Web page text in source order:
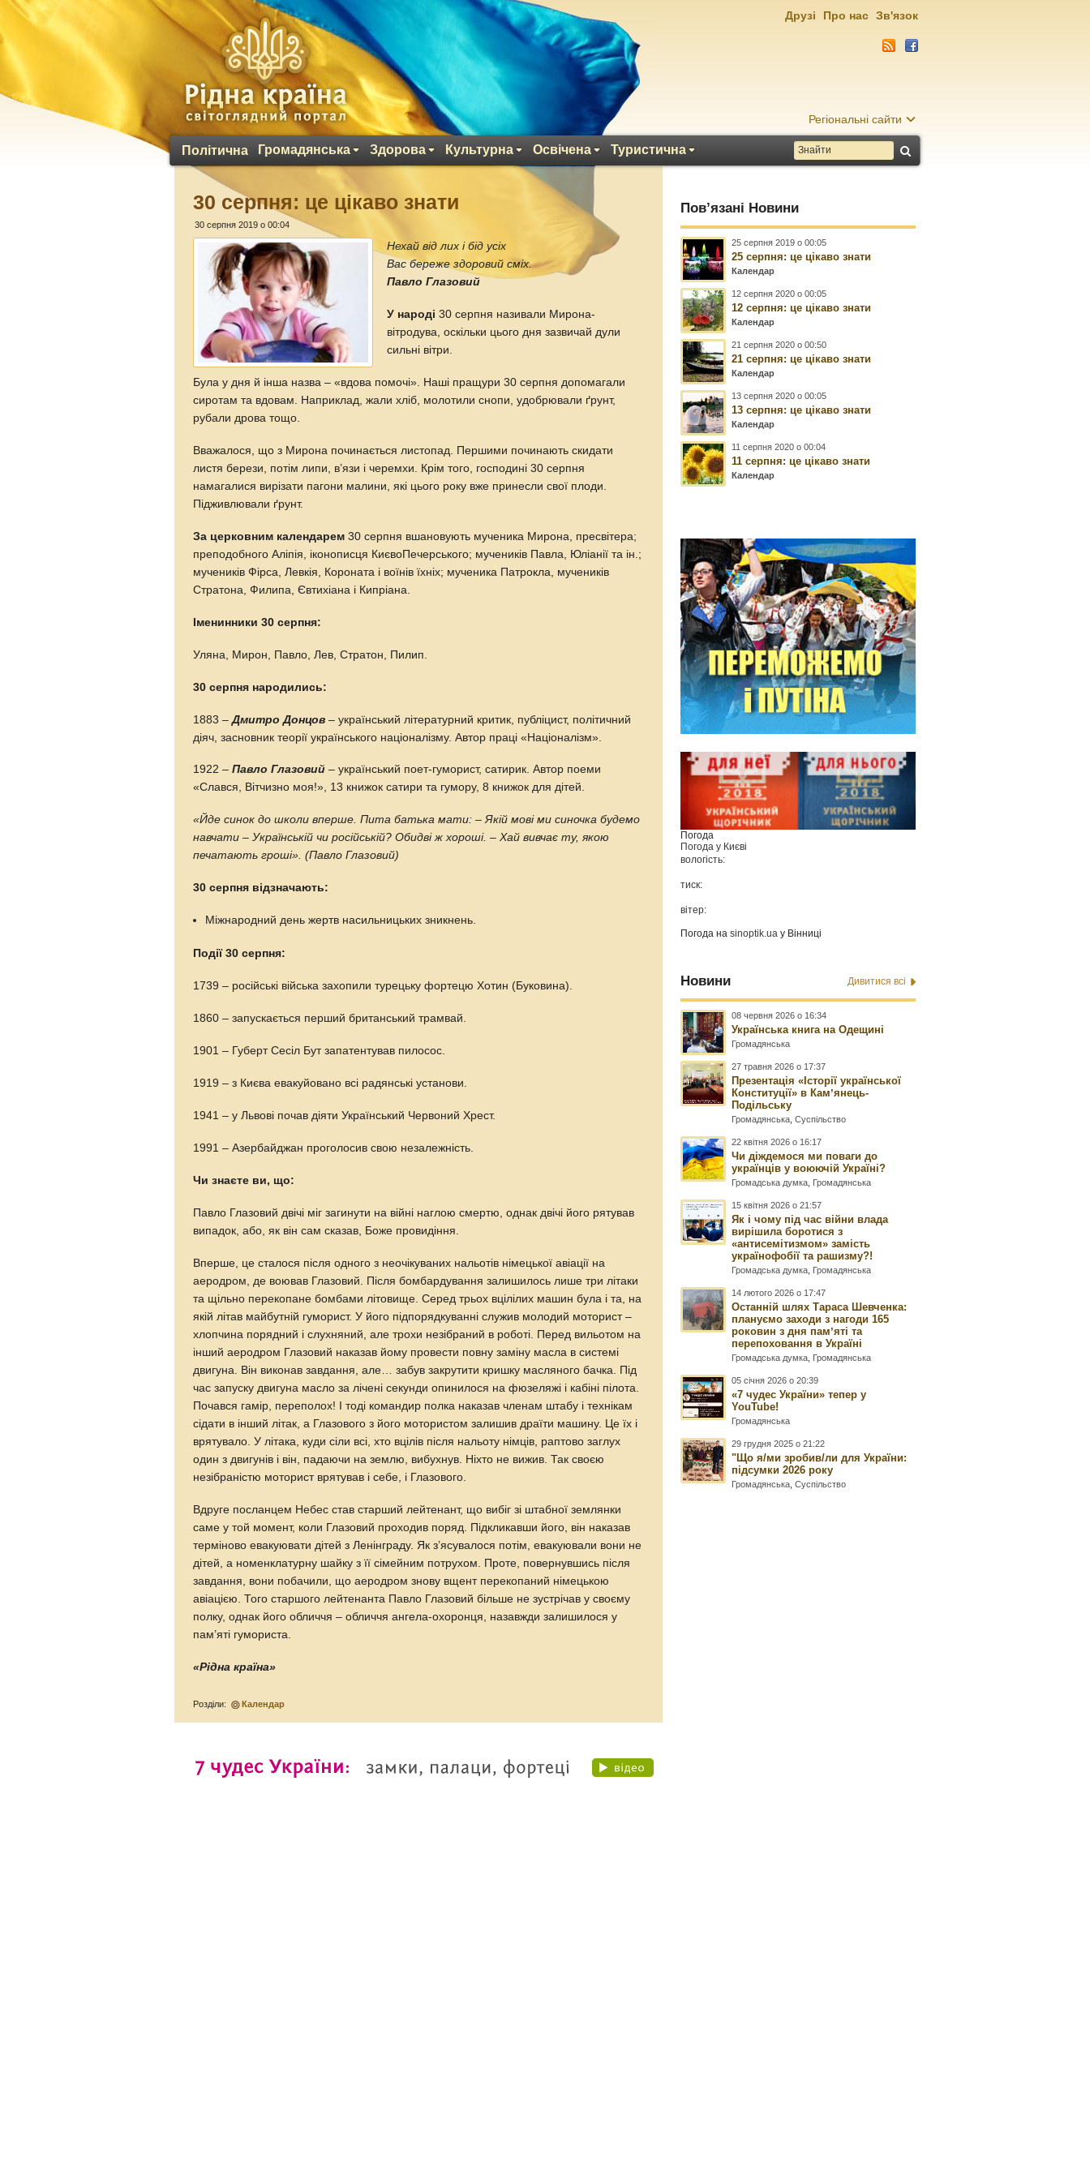
Регіональні сайти
Політична Громадянська Здорова Культурна Освічена Туристична
Друзі Про нас Зв'язок
30 серпня: це цікаво знати
30 серпня 2019 о 00:04
Нехай від лих і бід усіх
Вас береже здоровий сміх.
Павло Глазовий
У народі 30 серпня називали Мирона-
вітродува, оскільки цього дня зазвичай дули
сильні вітри.
Була у дня й інша назва – «вдова помочі». Наші пращури 30 серпня допомагали
сиротам та вдовам. Наприклад, жали хліб, молотили снопи, удобрювали ґрунт,
рубали дрова тощо.
Вважалося, що з Мирона починається листопад. Першими починають скидати
листя берези, потім липи, в’язи і черемхи. Крім того, господині 30 серпня
намагалися вирізати пагони малини, які цього року вже принесли свої плоди.
Підживлювали ґрунт.
За церковним календарем 30 серпня вшановують мученика Мирона, пресвітера;
преподобного Аліпія, іконописця Києво­Печерського; мучеників Павла, Юліанії та ін.;
мучеників Фірса, Левкія, Короната і воїнів їхніх; мученика Патрокла, мучеників
Стратона, Филипа, Євтихіана і Кипріана.
Іменинники 30 серпня:
Уляна, Мирон, Павло, Лев, Стратон, Пилип.
30 серпня народились:
1883 –Дмитро Донцов – український літературний критик, публіцист, політичний
діяч, засновник теорії українського націоналізму. Автор праці «Націоналізм».
1922 –Павло Глазовий – український поет-гуморист, сатирик. Автор поеми
«Слався, Вітчизно моя!», 13 книжок сатири та гумору, 8 книжок для дітей.
«Йде синок до школи вперше. Пита батька мати: –Якій мові ми синочка будемо
навчати –Українській чи російській? Обидві ж хороші. –Хай вивчає ту, якою
печатають гроші». (Павло Глазовий)
30 серпня відзначають:
Міжнародний день жертв насильницьких зникнень.
Події 30 серпня:
1739 – російські війська захопили турецьку фортецю Хотин (Буковина).
1860 – запускається перший британський трамвай.
1901 – Губерт Сесіл Бут запатентував пилосос.
1919 – з Києва евакуйовано всі радянські установи.
1941 – у Львові почав діяти Український Червоний Хрест.
1991 – Азербайджан проголосив свою незалежність.
Чи знаєте ви, що:
Павло Глазовий двічі міг загинути на війні наглою смертю, однак двічі його рятував
випадок, або, як він сам сказав, Боже провидіння.
Вперше, це сталося після одного з неочікуваних нальотів німецької авіації на
аеродром, де воював Глазовий. Після бомбардування залишилось лише три літаки
та щільно перекопане бомбами літовище. Серед трьох вцілілих машин була і та, на
якій літав майбутній гуморист. У його підпорядкуванні служив молодий моторист –
хлопчина порядний і слухняний, але трохи незібраний в роботі. Перед вильотом на
інший аеродром Глазовий наказав йому провести повну заміну масла в системі
двигуна. Він виконав завдання, але… забув закрутити кришку масляного бачка. Під
час запуску двигуна масло за лічені секунди опинилося на фюзеляжі і кабіні пілота.
Почався гамір, переполох! І тоді командир полка наказав членам штабу і технікам
сідати в інший літак, а Глазового з його мотористом залишив драїти машину. Це їх і
врятувало. У літака, куди сіли всі, хто вцілів після нальоту німців, раптово заглух
один з двигунів і він, падаючи на землю, вибухнув. Ніхто не вижив. Так своєю
незібраністю моторист врятував і себе, і Глазового.
Вдруге посланцем Небес став старший лейтенант, що вибіг зі штабної землянки
саме у той момент, коли Глазовий проходив поряд. Підкликавши його, він наказав
терміново евакуювати дітей з Ленінграду. Як з’ясувалося потім, евакуювали вони не
дітей, а номенклатурну шайку з її сімейним потрухом. Проте, повернувшись після
завдання, вони побачили, що аеродром знову вщент перекопаний німецькою
авіацією. Того старшого лейтенанта Павло Глазовий більше не зустрічав у своєму
полку, однак його обличчя – обличчя ангела-охоронця, назавжди залишилося у
пам’яті гумориста.
«Рідна країна»
Розділи: Календар
Пов’язані Новини
25 серпня 2019 о 00:05
25 серпня: це цікаво знати
Календар
12 серпня 2020 о 00:05
12 серпня: це цікаво знати
Календар
21 серпня 2020 о 00:50
21 серпня: це цікаво знати
Календар
13 серпня 2020 о 00:05
13 серпня: це цікаво знати
Календар
11 серпня 2020 о 00:04
11 серпня: це цікаво знати
Календар
Погода
Погода у Києві
вологість:
тиск:
вітер:
Погода наsinoptik.ua у Вінниці
Новини Дивитися всі
08 червня 2026 о 16:34
Українська книга на Одещині
Громадянська
27 травня 2026 о 17:37
Презентація «Історії української
Конституції» в Камʼянець-
Подільську
Громадянська ,Суспільство
22 квітня 2026 о 16:17
Чи діждемося ми поваги до
українців у воюючій Україні?
Громадська думка Громадянська
15 квітня 2026 о 21:57
Як і чому під час війни влада
вирішила боротися з
«антисемітизмом» замість
українофобії та рашизму?!
Громадська думка Громадянська
14 лютого 2026 о 17:47
Останній шлях Тараса Шевченка:
плануємо заходи з нагоди 165
роковин з дня памʼяті та
перепоховання в Україні
Громадська думка Громадянська
05 січня 2026 о 20:39
«7 чудес України» тепер у
YouTube!
Громадянська
29 грудня 2025 о 21:22
"Що я/ми зробив/ли для України:
підсумки 2026 року
Громадянська ,Суспільство